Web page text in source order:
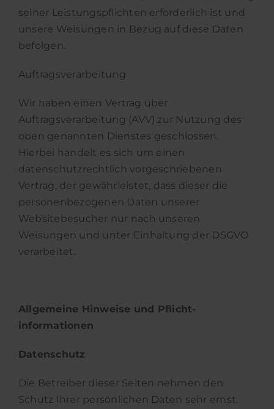
seiner Leistungspflichten erforderlich ist und
unsere Weisungen in Bezug auf diese Daten
befolgen.
Auftragsverarbeitung
Wir haben einen Vertrag über
Auftragsverarbeitung (AVV) zur Nutzung des
oben genannten Dienstes geschlossen.
Hierbei handelt es sich um einen
datenschutzrechtlich vorgeschriebenen
Vertrag, der gewährleistet, dass dieser die
personenbezogenen Daten unserer
Websitebesucher nur nach unseren
Weisungen und unter Einhaltung der DSGVO
verarbeitet.
Allgemeine Hinweise und Pflicht­
informationen
Datenschutz
Die Betreiber dieser Seiten nehmen den
Schutz Ihrer persönlichen Daten sehr ernst.